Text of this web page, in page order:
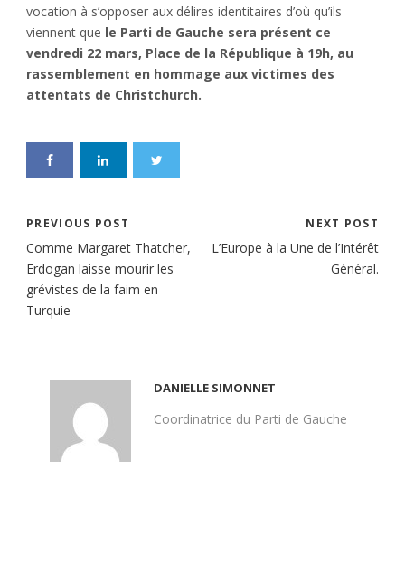
vocation à s’opposer aux délires identitaires d’où qu’ils
viennent que le Parti de Gauche sera présent ce
vendredi 22 mars, Place de la République à 19h, au
rassemblement en hommage aux victimes des
attentats de Christchurch.
PREVIOUS POST
Comme Margaret Thatcher,
Erdogan laisse mourir les
grévistes de la faim en
Turquie
NEXT POST
L’Europe à la Une de l’Intérêt
Général.
DANIELLE SIMONNET
Coordinatrice du Parti de Gauche